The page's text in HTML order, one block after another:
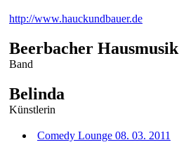
http://www.hauckundbauer.de
Beerbacher Hausmusik
Band
Belinda
Künstlerin
Comedy Lounge 08. 03. 2011